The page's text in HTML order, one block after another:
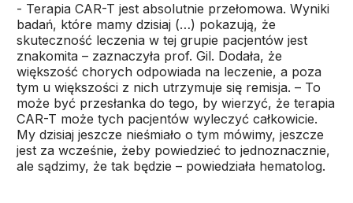
- Terapia CAR-T jest absolutnie przełomowa. Wyniki
badań, które mamy dzisiaj (…) pokazują, że
skuteczność leczenia w tej grupie pacjentów jest
znakomita – zaznaczyła prof. Gil. Dodała, że
większość chorych odpowiada na leczenie, a poza
tym u większości z nich utrzymuje się remisja. – To
może być przesłanka do tego, by wierzyć, że terapia
CAR-T może tych pacjentów wyleczyć całkowicie.
My dzisiaj jeszcze nieśmiało o tym mówimy, jeszcze
jest za wcześnie, żeby powiedzieć to jednoznacznie,
ale sądzimy, że tak będzie – powiedziała hematolog.